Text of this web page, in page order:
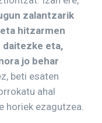
zalantzarik
hitzarmen
eta,
jo behar
beti esaten
ahal
horiek ezagutzea.